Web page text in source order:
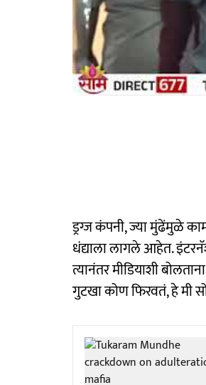
ड्रग्ज कंपनी, ज्या मुंढेंमुळे
धंद्याला लागले आहेत.
त्यानंतर मीडियाशी
गुटखा कोण फिरवतं, हे मी